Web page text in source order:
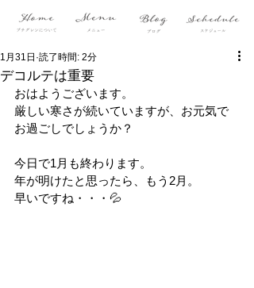
デコルテは重要
1月31日 読了時間: 2分
おはようございます。
厳しい寒さが続いていますが、お元気で
お過ごしでしょうか？
今日で1月も終わります。
年が明けたと思ったら、もう2月。
早いですね・・・💦